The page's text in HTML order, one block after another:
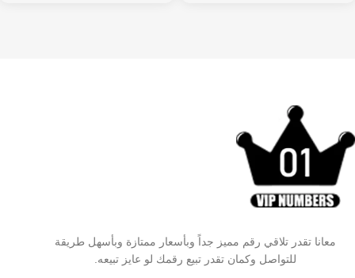
معانا تقدر تلاقي رقم مميز جداً وبأسعار ممتازة وبأسهل طريقة
للتواصل وكمان تقدر تبيع رقمك لو عايز تبيعه.